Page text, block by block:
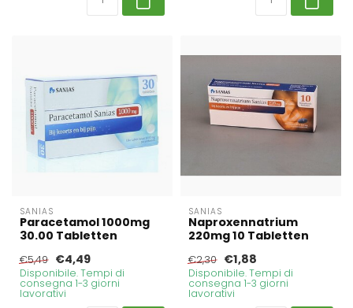
SANIAS
Paracetamol 1000mg
30.00 Tabletten
€5,49 €4,49
Disponibile. Tempi di
consegna 1-3 giorni
lavorativi
SANIAS
Naproxennatrium
220mg 10 Tabletten
€2,30 €1,88
Disponibile. Tempi di
consegna 1-3 giorni
lavorativi